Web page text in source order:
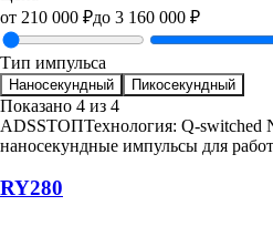
от 210 000 ₽до 3 160 000 ₽
Тип импульса
Наносекундный Пикосекундный
Показано 4 из 4
ADSSТОПТехнология: Q-
наносекундные импульсы для
RY280